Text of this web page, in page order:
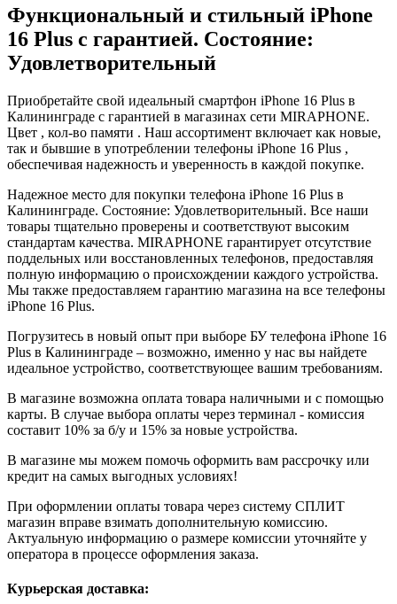
Функциональный и стильный iPhone
16 Plus с гарантией. Состояние:
Удовлетворительный
Приобретайте свой идеальный смартфон iPhone 16 Plus в
Калининграде с гарантией в магазинах сети MIRAPHONE.
Цвет , кол-во памяти . Наш ассортимент включает как новые,
так и бывшие в употреблении телефоны iPhone 16 Plus ,
обеспечивая надежность и уверенность в каждой покупке.
Надежное место для покупки телефона iPhone 16 Plus в
Калининграде. Состояние: Удовлетворительный. Все наши
товары тщательно проверены и соответствуют высоким
стандартам качества. MIRAPHONE гарантирует отсутствие
поддельных или восстановленных телефонов, предоставляя
полную информацию о происхождении каждого устройства.
Мы также предоставляем гарантию магазина на все телефоны
iPhone 16 Plus.
Погрузитесь в новый опыт при выборе БУ телефона iPhone 16
Plus в Калининграде – возможно, именно у нас вы найдете
идеальное устройство, соответствующее вашим требованиям.
В магазине возможна оплата товара наличными и с помощью
карты. В случае выбора оплаты через терминал - комиссия
составит 10% за б/у и 15% за новые устройства.
В магазине мы можем помочь оформить вам рассрочку или
кредит на самых выгодных условиях!
При оформлении оплаты товара через систему СПЛИТ
магазин вправе взимать дополнительную комиссию.
Актуальную информацию о размере комиссии уточняйте у
оператора в процессе оформления заказа.
Курьерская доставка: